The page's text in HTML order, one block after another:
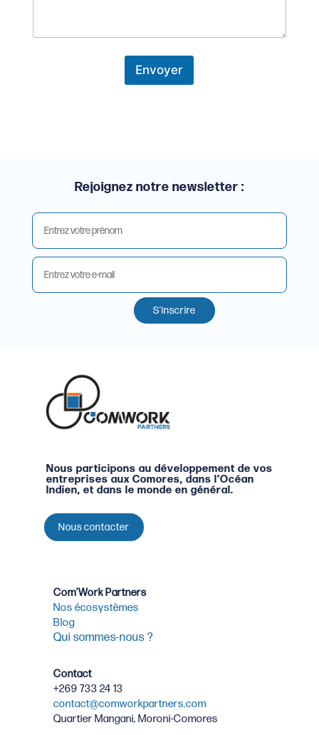
Envoyer
Rejoignez notre newsletter :
S'inscrire
Nous participons au développement de vos
entreprises aux Comores, dans l’Océan
Indien, et dans le monde en général.
Nous contacter
Com’Work Partners
Nos écosystèmes
Blog
Qui sommes-nous ?
Contact
+269 733 24 13
contact@comworkpartners.com
Quartier Mangani, Moroni-Comores